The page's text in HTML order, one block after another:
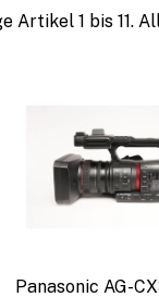
Artikel 1 bis 11.
Panasonic AG-